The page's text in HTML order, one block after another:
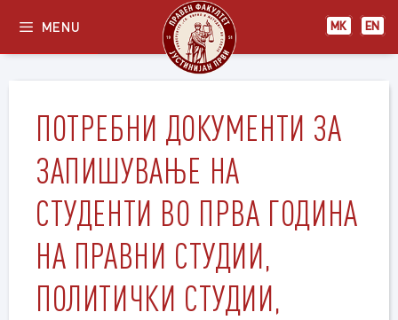
content
МК EN
MENU
ПОТРЕБНИ ДОКУМЕНТИ ЗА
ЗАПИШУВАЊЕ НА
СТУДЕНТИ ВО ПРВА ГОДИНА
НА ПРАВНИ СТУДИИ,
ПОЛИТИЧКИ СТУДИИ,